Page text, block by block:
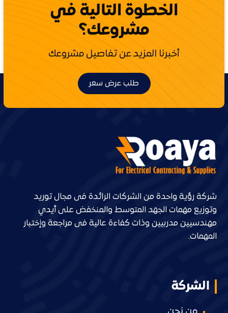
الخطوة التالية في
مشروعك؟
أخبرنا المزيد عن تفاصيل مشروعك
طلب عرض سعر
شركة رؤية واحدة من الشركات الرائدة فى مجال توريد
وتوزيع مهمات الجهد المتوسط والمنخفض على أيدي
مهندسيين مدربيين وذات كفاءة عالية فى مراجعة وإختبار
المهمات.
الشركة